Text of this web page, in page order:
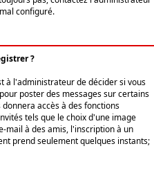
configuré.
?
à l'administrateur de décider si vous
poster des messages sur certains
accès à des fonctions
tels que le choix d'une image
mail à des amis, l'inscription à un
prend seulement quelques instants;